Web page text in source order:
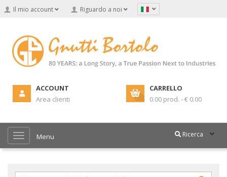
Il mio account Riguardo a noi
ACCOUNT
Area clienti
CARRELLO
0.00 prod. - € 0.00
Menu Ricerca